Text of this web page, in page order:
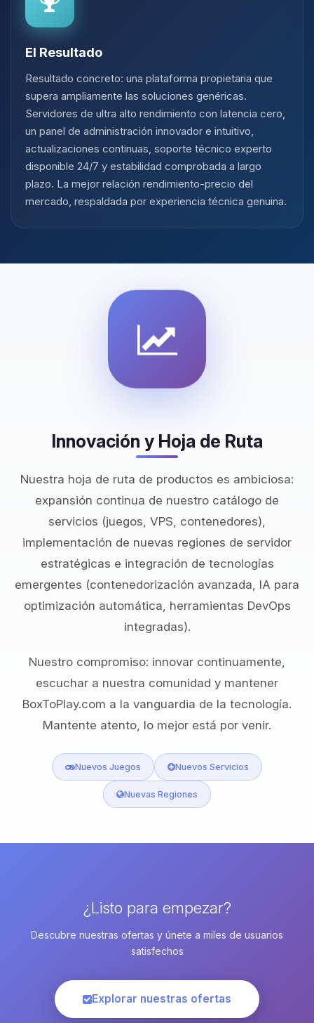
El Resultado
Resultado concreto: una plataforma propietaria que
supera ampliamente las soluciones genéricas.
Servidores de ultra alto rendimiento con latencia cero,
un panel de administración innovador e intuitivo,
actualizaciones continuas, soporte técnico experto
disponible 24/7 y estabilidad comprobada a largo
plazo. La mejor relación rendimiento-precio del
mercado, respaldada por experiencia técnica genuina.
Innovación y Hoja de Ruta
Nuestra hoja de ruta de productos es ambiciosa:
expansión continua de nuestro catálogo de
servicios (juegos, VPS, contenedores),
implementación de nuevas regiones de servidor
estratégicas e integración de tecnologías
emergentes (contenedorización avanzada, IA para
optimización automática, herramientas DevOps
integradas).
Nuestro compromiso: innovar continuamente,
escuchar a nuestra comunidad y mantener
BoxToPlay.com a la vanguardia de la tecnología.
Mantente atento, lo mejor está por venir.
Nuevos Juegos Nuevos Servicios
Nuevas Regiones
¿Listo para empezar?
Descubre nuestras ofertas y únete a miles de usuarios
satisfechos
Explorar nuestras ofertas